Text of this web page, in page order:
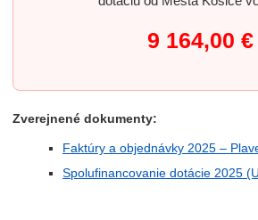
9 164,00 €
Zverejnené dokumenty:
Faktúry a objednávky 2025 –
Spolufinancovanie dotácie 2025